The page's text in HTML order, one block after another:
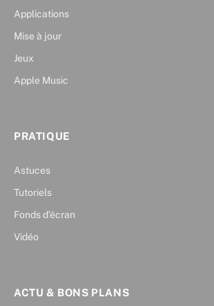
Applications
Mise à jour
Jeux
Apple Music
PRATIQUE
Astuces
Tutoriels
Fonds d’écran
Vidéo
ACTU & BONS PLANS